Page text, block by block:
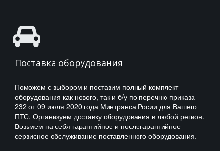
Поставка оборудования
Поможем с выбором и поставим полный комплект
оборудования как нового, так и б/у по перечню приказа
232 от 09 июля 2020 года Минтранса Росии для Вашего
ПТО. Организуем доставку оборудования в любой регион.
Возьмем на себя гарантийное и послегарантийное
сервисное обслуживание поставленного оборудования.